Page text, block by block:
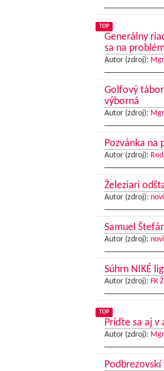
TOP
Generálny
sa na
Autor (zdroj):
Golfový
výborná
Autor (zdroj):
Pozvánka na
Autor (zdroj):
Železiari
Autor (zdroj):
Samuel
Autor (zdroj):
Súhrn NIKÉ
Autor (zdroj): FK
TOP
Príďte sa aj v
Autor (zdroj):